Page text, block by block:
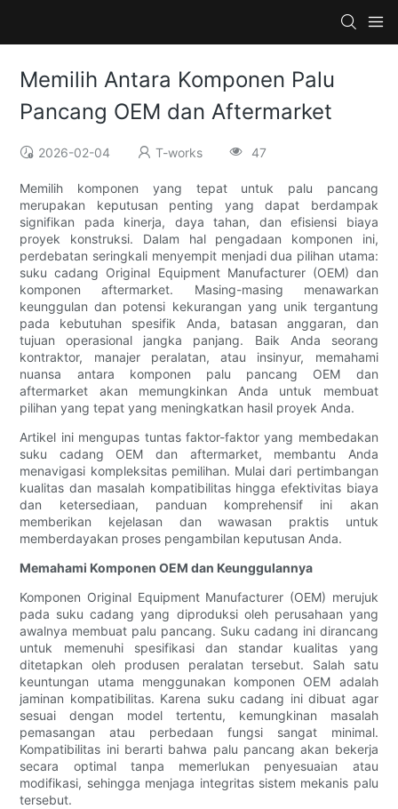
Memilih Antara Komponen Palu
Pancang OEM dan Aftermarket
2026-02-04 T-works 47
Memilih komponen yang tepat untuk palu pancang
merupakan keputusan penting yang dapat berdampak
signifikan pada kinerja, daya tahan, dan efisiensi biaya
proyek konstruksi. Dalam hal pengadaan komponen ini,
perdebatan seringkali menyempit menjadi dua pilihan utama:
suku cadang Original Equipment Manufacturer (OEM) dan
komponen aftermarket. Masing-masing menawarkan
keunggulan dan potensi kekurangan yang unik tergantung
pada kebutuhan spesifik Anda, batasan anggaran, dan
tujuan operasional jangka panjang. Baik Anda seorang
kontraktor, manajer peralatan, atau insinyur, memahami
nuansa antara komponen palu pancang OEM dan
aftermarket akan memungkinkan Anda untuk membuat
pilihan yang tepat yang meningkatkan hasil proyek Anda.
Artikel ini mengupas tuntas faktor-faktor yang membedakan
suku cadang OEM dan aftermarket, membantu Anda
menavigasi kompleksitas pemilihan. Mulai dari pertimbangan
kualitas dan masalah kompatibilitas hingga efektivitas biaya
dan ketersediaan, panduan komprehensif ini akan
memberikan kejelasan dan wawasan praktis untuk
memberdayakan proses pengambilan keputusan Anda.
Memahami Komponen OEM dan Keunggulannya
Komponen Original Equipment Manufacturer (OEM) merujuk
pada suku cadang yang diproduksi oleh perusahaan yang
awalnya membuat palu pancang. Suku cadang ini dirancang
untuk memenuhi spesifikasi dan standar kualitas yang
ditetapkan oleh produsen peralatan tersebut. Salah satu
keuntungan utama menggunakan komponen OEM adalah
jaminan kompatibilitas. Karena suku cadang ini dibuat agar
sesuai dengan model tertentu, kemungkinan masalah
pemasangan atau perbedaan fungsi sangat minimal.
Kompatibilitas ini berarti bahwa palu pancang akan bekerja
secara optimal tanpa memerlukan penyesuaian atau
modifikasi, sehingga menjaga integritas sistem mekanis palu
tersebut.